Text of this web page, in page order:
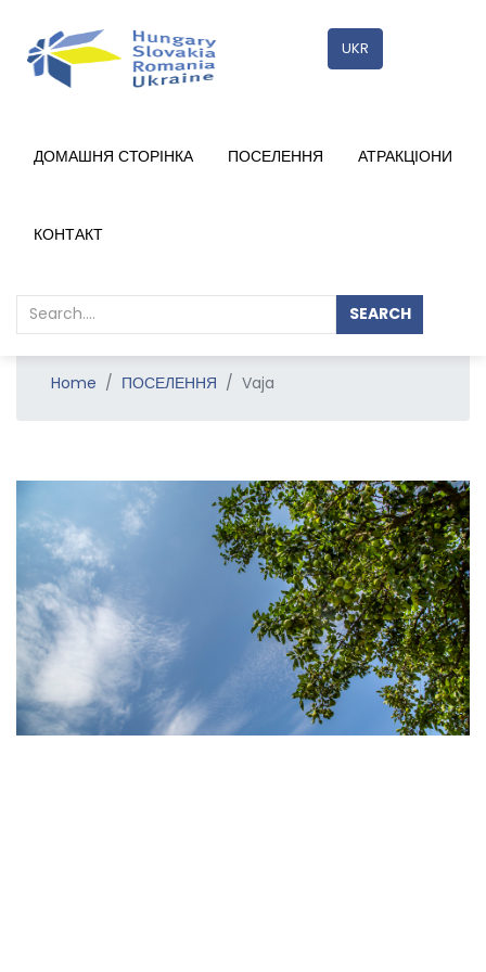
UKR
ДОМАШНЯ СТОРІНКА ПОСЕЛЕННЯ АТРАКЦІОНИ
КОНТАКТ
SEARCH
Home ПОСЕЛЕННЯ Vaja